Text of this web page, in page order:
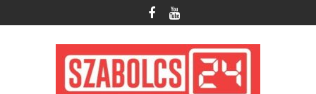
to